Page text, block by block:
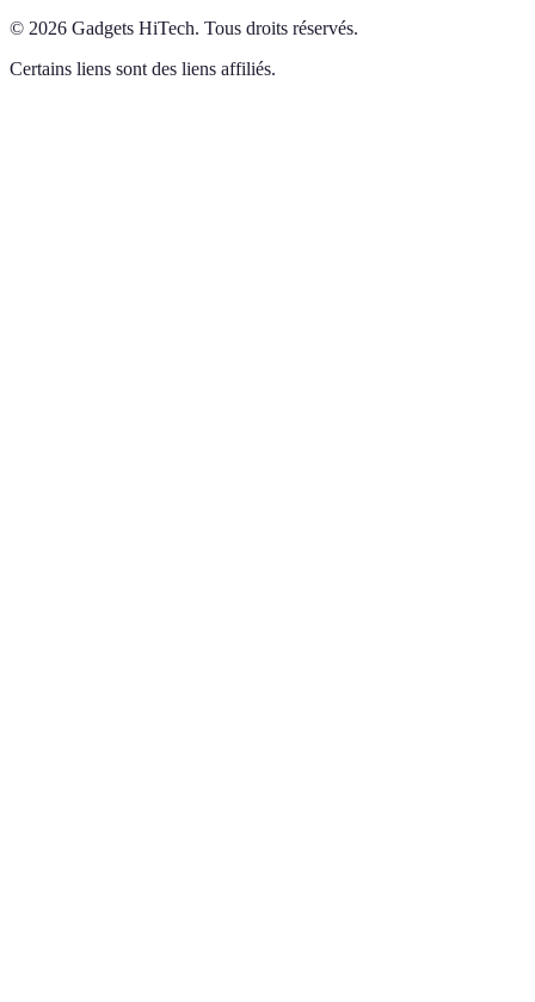
© 2026 Gadgets HiTech. Tous droits réservés.
Certains liens sont des liens affiliés.